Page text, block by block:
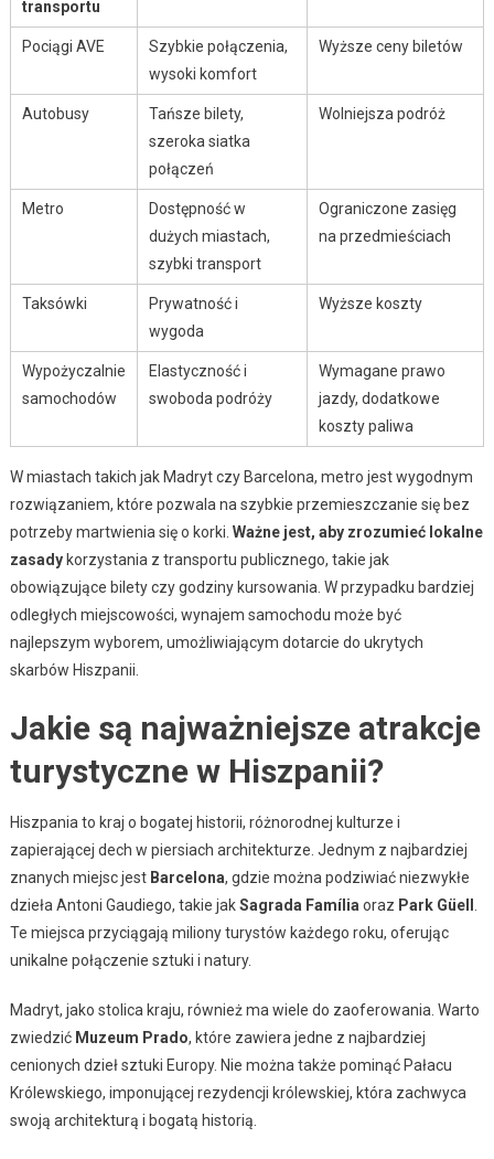
transportu
Pociągi AVE
Szybkie połączenia,
wysoki komfort
Wyższe ceny biletów
Autobusy
Tańsze bilety,
szeroka siatka
połączeń
Wolniejsza podróż
Metro
Dostępność w
dużych miastach,
szybki transport
Ograniczone zasięg
na przedmieściach
Taksówki
Prywatność i
wygoda
Wyższe koszty
Wypożyczalnie
samochodów
Elastyczność i
swoboda podróży
Wymagane prawo
jazdy, dodatkowe
koszty paliwa
W miastach takich jak Madryt czy Barcelona, metro jest wygodnym
rozwiązaniem, które pozwala na szybkie przemieszczanie się bez
potrzeby martwienia się o korki. Ważne jest, aby zrozumieć lokalne
zasadykorzystania z transportu publicznego, takie jak
obowiązujące bilety czy godziny kursowania. W przypadku bardziej
odległych miejscowości, wynajem samochodu może być
najlepszym wyborem, umożliwiającym dotarcie do ukrytych
skarbów Hiszpanii.
Jakie są najważniejsze atrakcje
turystyczne w Hiszpanii?
Hiszpania to kraj o bogatej historii, różnorodnej kulturze i
zapierającej dech w piersiach architekturze. Jednym z najbardziej
znanych miejsc jest Barcelona, gdzie można podziwiać niezwykłe
dzieła Antoni Gaudiego, takie jakSagrada Família oraz Park Güell
Te miejsca przyciągają miliony turystów każdego roku, oferując
unikalne połączenie sztuki i natury.
Madryt, jako stolica kraju, również ma wiele do zaoferowania. Warto
zwiedzić Muzeum Prado, które zawiera jedne z najbardziej
cenionych dzieł sztuki Europy. Nie można także pominąć Pałacu
Królewskiego, imponującej rezydencji królewskiej, która zachwyca
swoją architekturą i bogatą historią.